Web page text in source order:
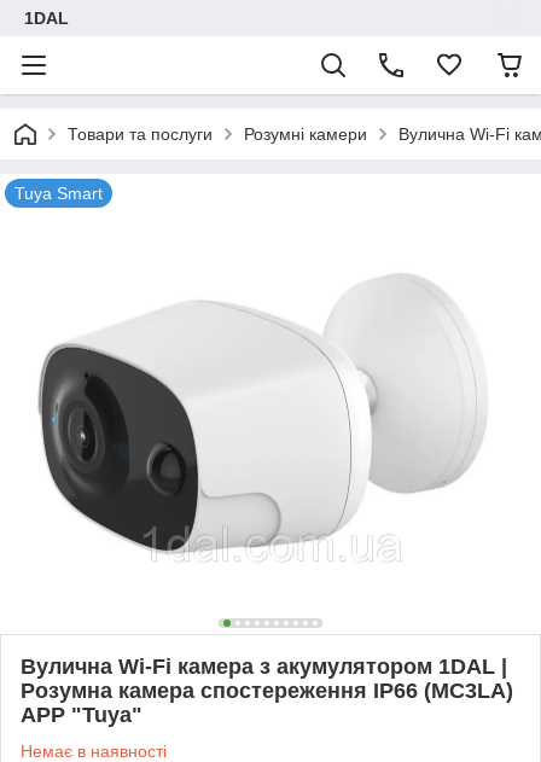
1DAL
Товари та послуги Розумні камери Вулична Wi-Fi
Tuya Smart
Вулична Wi-Fi камера з акумулятором 1DAL |
Розумна камера спостереження IP66 (MC3LA)
APP "Tuya"
Немає в наявності